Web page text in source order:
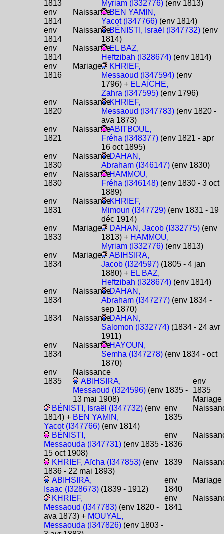
1813
Myriam (I332776) (env 1813)
env
1814
NaissanceBEN YAMIN,
Yacot (I347766) (env 1814)
env
1814
NaissanceBÉNISTI, Israël (I347732) (env
1814)
env
1814
NaissanceEL BAZ,
Heftzibah (I328674) (env 1814)
env
1816
Mariage
KHRIEF,
Messaoud (I347594) (env
1796) + EL AÏCHE,
Zahra (I347595) (env 1796)
env
1820
NaissanceKHRIEF,
Messaoud (I347783) (env 1820 -
ava 1873)
env
1821
NaissanceABITBOUL,
Fréha (I348377) (env 1821 - apr
16 oct 1895)
env
1830
NaissanceDAHAN,
Abraham (I346147) (env 1830)
env
1830
NaissanceHAMMOU,
Fréha (I346148) (env 1830 - 3 oct
1889)
env
1831
NaissanceKHRIEF,
Mimoun (I347729) (env 1831 - 19
déc 1914)
env
1833
Mariage DAHAN, Jacob (I332775) (env
1813) + HAMMOU,
Myriam (I332776) (env 1813)
env
1834
Mariage
ABIHSIRA,
Jacob (I324597) (1805 - 4 jan
1880) + EL BAZ,
Heftzibah (I328674) (env 1814)
env
1834
NaissanceDAHAN,
Abraham (I347277) (env 1834 -
sep 1870)
1834
NaissanceDAHAN,
Salomon (I332774) (1834 - 24 avr
1911)
env
1834
NaissanceHAYOUN,
Semha (I347278) (env 1834 - oct
1870)
env
1835
Naissance
ABIHSIRA,
Messaoud (I324596)(env 1835 -
13 mai 1908)
env
1835
Mariage
BÉNISTI, Israël (I347732) (env
1814) + BEN YAMIN,
Yacot (I347766) (env 1814)
env
1835
BÉNISTI,
Messaouda (I347731) (env 1835 -
15 oct 1908)
env
1836
KHRIEF, Aïcha (I347853) (env
1836 - 22 mai 1893)
1839
ABIHSIRA,
Isaac (I328673) (1839 - 1912)
env
1840
Mariage
KHRIEF,
Messaoud (I347783) (env 1820 -
ava 1873) + MOUYAL,
Messaouda (I347826) (env 1803 -
env
1841